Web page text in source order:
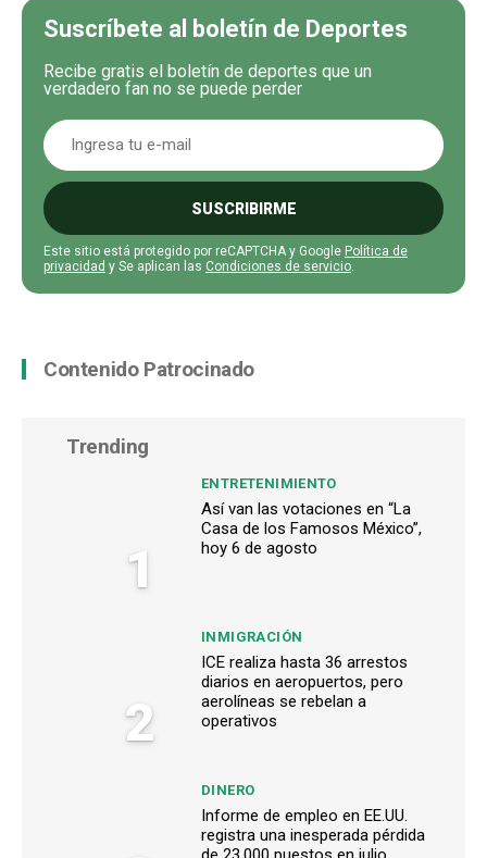
Suscríbete al boletín de Deportes
Recibe gratis el boletín de deportes que un
verdadero fan no se puede perder
SUSCRIBIRME
Este sitio está protegido por reCAPTCHA y Google Política de
privacidad y Se aplican las Condiciones de servicio
Contenido Patrocinado
Trending
1
ENTRETENIMIENTO
Así van las votaciones en “La
Casa de los Famosos México”,
hoy 6 de agosto
2
INMIGRACIÓN
ICE realiza hasta 36 arrestos
diarios en aeropuertos, pero
aerolíneas se rebelan a
operativos
DINERO
Informe de empleo en EE.UU.
registra una inesperada pérdida